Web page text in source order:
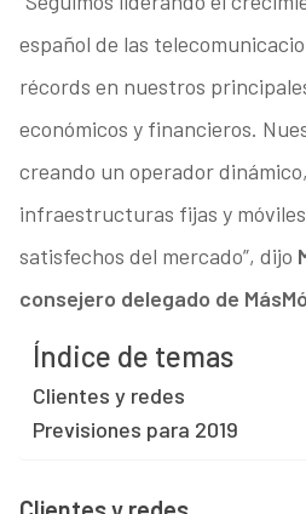
español de las
récords en nuestros
económicos y financieros.
creando un operador
infraestructuras fijas y
satisfechos del mercado”, dijo
consejero delegado de
Índice de temas
Clientes y redes
Previsiones para 2019